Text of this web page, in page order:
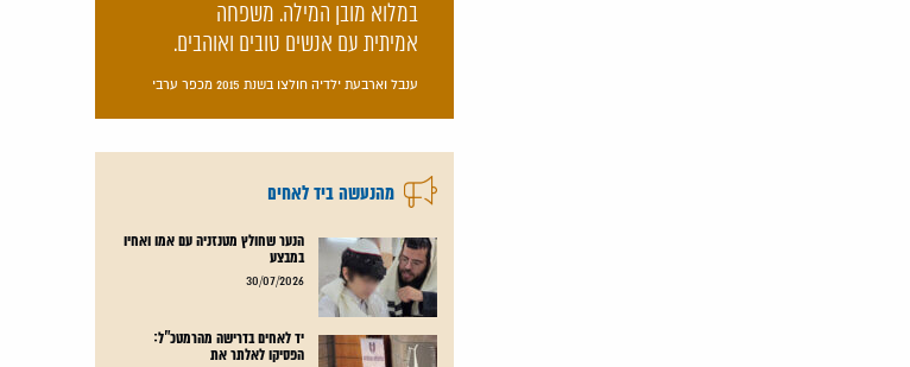
במלוא מובן המילה. משפחה
אמיתית עם אנשים טובים ואוהבים.
ענבל וארבעת ילדיה חולצו בשנת 2015 מכפר ערבי
מהנעשה ביד לאחים
הנער שחולץ מטנזניה עם אמו ואחיו
במבצע
30/07/2026
יד לאחים בדרישה מהרמטכ"ל:
הפסיקו לאלתר את